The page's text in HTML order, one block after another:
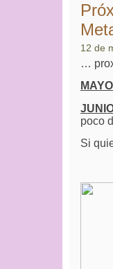
12 de
…
MAYO
poco
Si